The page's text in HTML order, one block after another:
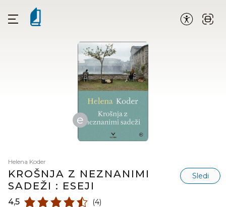
e
Helena Koder
KROŠNJA Z NEZNANIMI
SADEŽI : ESEJI
Sledi
4,5 (4)